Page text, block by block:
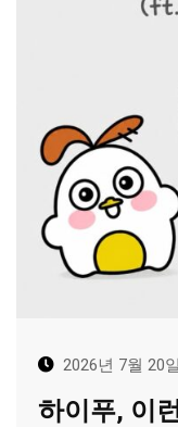
2026년 7월 20일
하이푸, 이